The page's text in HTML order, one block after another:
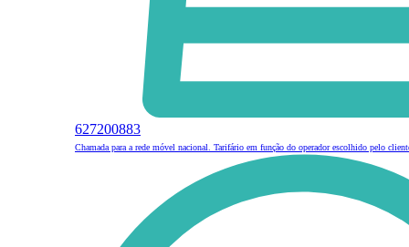
627200883
Chamada para a rede móvel nacional. Tarifário em função do operador escolhido pelo